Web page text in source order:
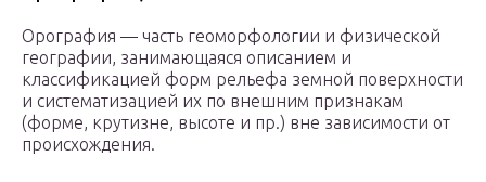
Орография — часть геоморфологии и физической
географии, занимающаяся описанием и
классификацией форм рельефа земной поверхности
и систематизацией их по внешним признакам
(форме, крутизне, высоте и пр.) вне зависимости от
происхождения.